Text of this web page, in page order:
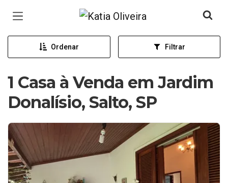
Página inicial
Ordenar Filtrar
1 Casa à Venda em Jardim
Donalísio, Salto, SP